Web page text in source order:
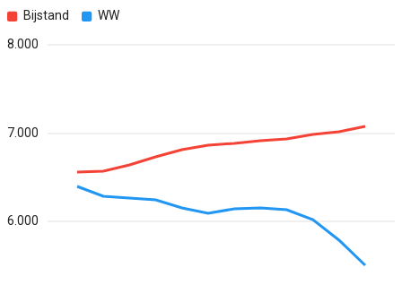
Bijstand WW
6.000
7.000
8.000